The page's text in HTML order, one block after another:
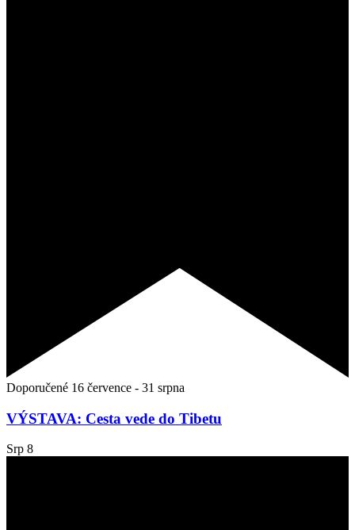
Doporučené 16 července - 31 srpna
VÝSTAVA: Cesta vede do Tibetu
Srp 8